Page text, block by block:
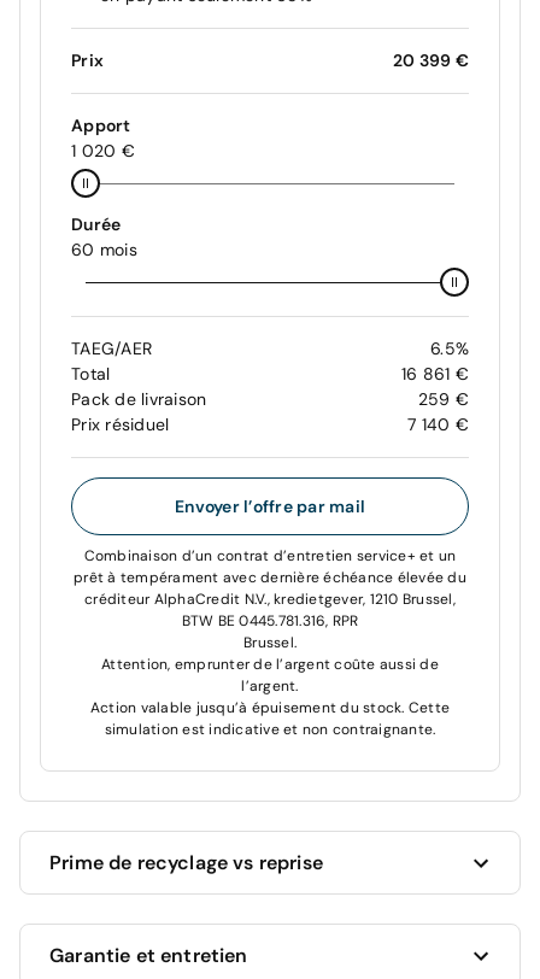
Prix 20 399 €
Apport
1 020 €
Durée
60 mois
TAEG/AER
6.5%
Total
16 861 €
Pack de livraison
259 €
Prix résiduel
7 140 €
Envoyer l’offre par mail
Combinaison d’un contrat d’entretien service+ et un
prêt à tempérament avec dernière échéance élevée du
créditeur AlphaCredit N.V., kredietgever, 1210 Brussel,
BTW BE 0445.781.316, RPR
Brussel.
Attention, emprunter de l’argent coûte aussi de
l’argent.
Action valable jusqu’à épuisement du stock. Cette
simulation est indicative et non contraignante.
Prime de recyclage vs reprise
votre voiture actuelle !
Garantie et entretien